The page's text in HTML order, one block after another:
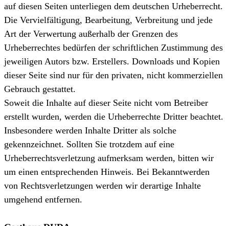
auf diesen Seiten unterliegen dem deutschen Urheberrecht.
Die Vervielfältigung, Bearbeitung, Verbreitung und jede
Art der Verwertung außerhalb der Grenzen des
Urheberrechtes bedürfen der schriftlichen Zustimmung des
jeweiligen Autors bzw. Erstellers. Downloads und Kopien
dieser Seite sind nur für den privaten, nicht kommerziellen
Gebrauch gestattet.
Soweit die Inhalte auf dieser Seite nicht vom Betreiber
erstellt wurden, werden die Urheberrechte Dritter beachtet.
Insbesondere werden Inhalte Dritter als solche
gekennzeichnet. Sollten Sie trotzdem auf eine
Urheberrechtsverletzung aufmerksam werden, bitten wir
um einen entsprechenden Hinweis. Bei Bekanntwerden
von Rechtsverletzungen werden wir derartige Inhalte
umgehend entfernen.